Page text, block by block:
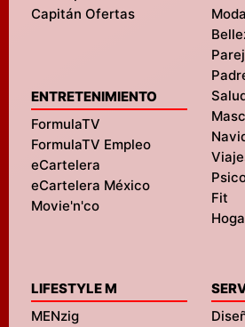
Capitán Ofertas
ENTRETENIMIENTO
FormulaTV
FormulaTV Empleo
eCartelera
eCartelera México
Movie'n'co
Moda
Fit
LIFESTYLE M
MENzig